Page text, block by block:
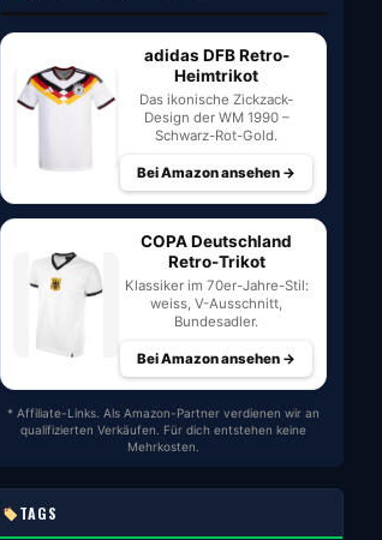
adidas DFB Retro-
Heimtrikot
Das ikonische Zickzack-
Design der WM 1990 –
Schwarz-Rot-Gold.
Bei Amazon ansehen →
COPA Deutschland
Retro-Trikot
Klassiker im 70er-Jahre-Stil:
weiss, V-Ausschnitt,
Bundesadler.
Bei Amazon ansehen →
* Affiliate-Links. Als Amazon-Partner verdienen wir an
qualifizierten Verkäufen. Für dich entstehen keine
Mehrkosten.
TAGS